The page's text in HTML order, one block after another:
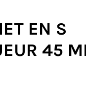
EN S
45